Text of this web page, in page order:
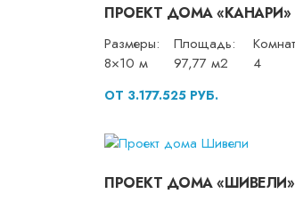
ПРОЕКТ ДОМА «КАНАРИ»
Размеры:
8×10 м
Площадь:
97,77 м2
4
ОТ 3.177.525 РУБ.
ПРОЕКТ ДОМА «ШИВЕЛИ»